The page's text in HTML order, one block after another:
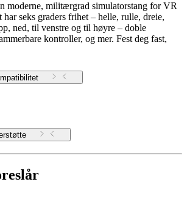
moderne, militærgrad simulatorstang for VR
seks graders frihet – helle, rulle, dreie,
ned, til venstre og til høyre – doble
kontroller, og mer. Fest deg fast,
og Brukerstøtte